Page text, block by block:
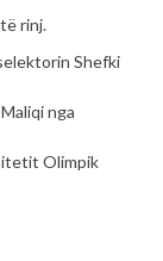
rinj.
Shefki
nga
Olimpik